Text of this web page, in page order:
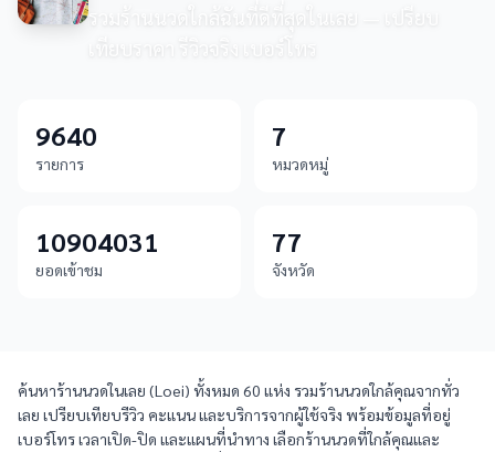
รวมร้านนวดใกล้ฉันที่ดีที่สุดในเลย — เปรียบ
เทียบราคา รีวิวจริง เบอร์โทร
9640
รายการ
7
หมวดหมู่
10904031
ยอดเข้าชม
77
จังหวัด
ค้นหาร้านนวดในเลย (Loei) ทั้งหมด 60 แห่ง รวมร้านนวดใกล้คุณจากทั่ว
เลย เปรียบเทียบรีวิว คะแนน และบริการจากผู้ใช้จริง พร้อมข้อมูลที่อยู่
เบอร์โทร เวลาเปิด-ปิด และแผนที่นำทาง เลือกร้านนวดที่ใกล้คุณและ